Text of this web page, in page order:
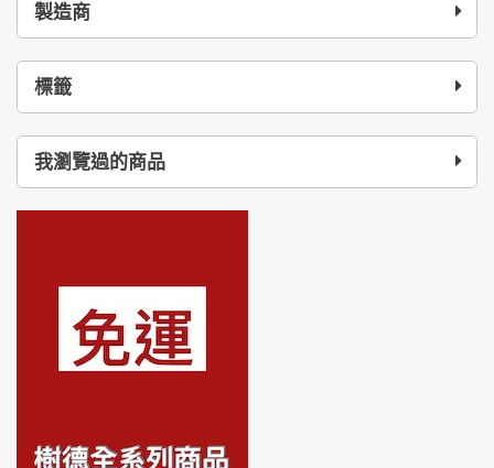
製造商
標籤
我瀏覽過的商品